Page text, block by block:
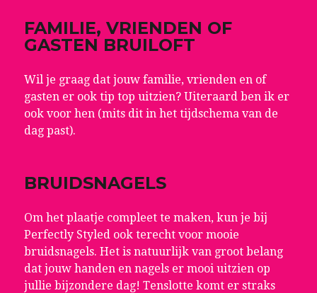
FAMILIE, VRIENDEN OF
GASTEN BRUILOFT
Wil je graag dat jouw familie, vrienden en of
gasten er ook tip top uitzien? Uiteraard ben ik er
ook voor hen (mits dit in het tijdschema van de
dag past).
BRUIDSNAGELS
Om het plaatje compleet te maken, kun je bij
Perfectly Styled ook terecht voor mooie
bruidsnagels. Het is natuurlijk van groot belang
dat jouw handen en nagels er mooi uitzien op
jullie bijzondere dag! Tenslotte komt er straks